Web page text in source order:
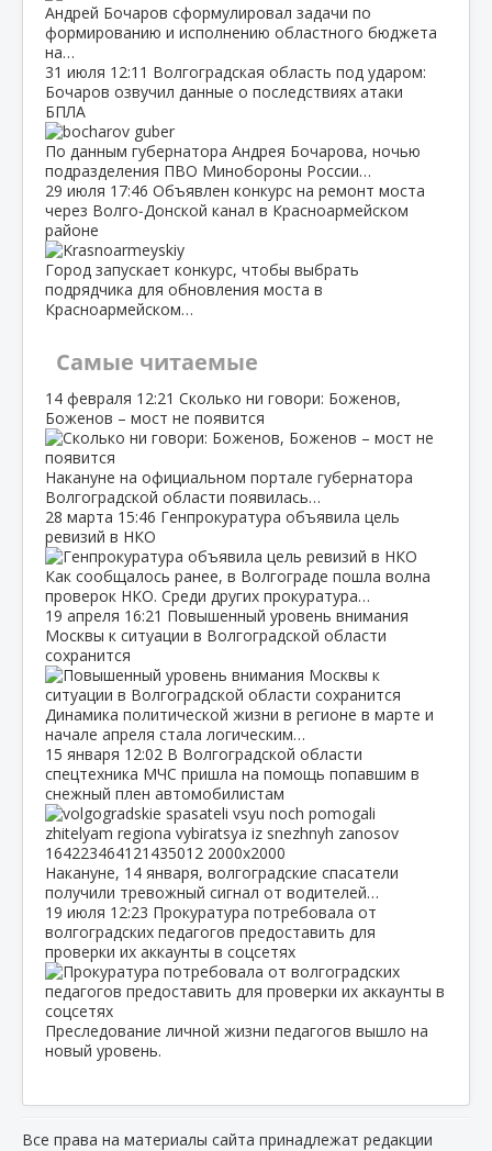
Андрей Бочаров сформулировал задачи по
формированию и исполнению областного бюджета
на…
31 июля 12:11 Волгоградская область под ударом:
Бочаров озвучил данные о последствиях атаки
БПЛА
По данным губернатора Андрея Бочарова, ночью
подразделения ПВО Минобороны России…
29 июля 17:46 Объявлен конкурс на ремонт моста
через Волго‑Донской канал в Красноармейском
районе
Город запускает конкурс, чтобы выбрать
подрядчика для обновления моста в
Красноармейском…
Самые читаемые
14 февраля 12:21 Сколько ни говори: Боженов,
Боженов – мост не появится
Накануне на официальном портале губернатора
Волгоградской области появилась…
28 марта 15:46 Генпрокуратура объявила цель
ревизий в НКО
Как сообщалось ранее, в Волгограде пошла волна
проверок НКО. Среди других прокуратура…
19 апреля 16:21 Повышенный уровень внимания
Москвы к ситуации в Волгоградской области
сохранится
Динамика политической жизни в регионе в марте и
начале апреля стала логическим…
15 января 12:02 В Волгоградской области
спецтехника МЧС пришла на помощь попавшим в
снежный плен автомобилистам
Накануне, 14 января, волгоградские спасатели
получили тревожный сигнал от водителей…
19 июля 12:23 Прокуратура потребовала от
волгоградских педагогов предоставить для
проверки их аккаунты в соцсетях
Преследование личной жизни педагогов вышло на
новый уровень.
Все права на материалы сайта принадлежат редакции